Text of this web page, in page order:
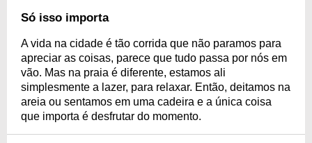
Só isso importa
A vida na cidade é tão corrida que não paramos para
apreciar as coisas, parece que tudo passa por nós em
vão. Mas na praia é diferente, estamos ali
simplesmente a lazer, para relaxar. Então, deitamos na
areia ou sentamos em uma cadeira e a única coisa
que importa é desfrutar do momento.